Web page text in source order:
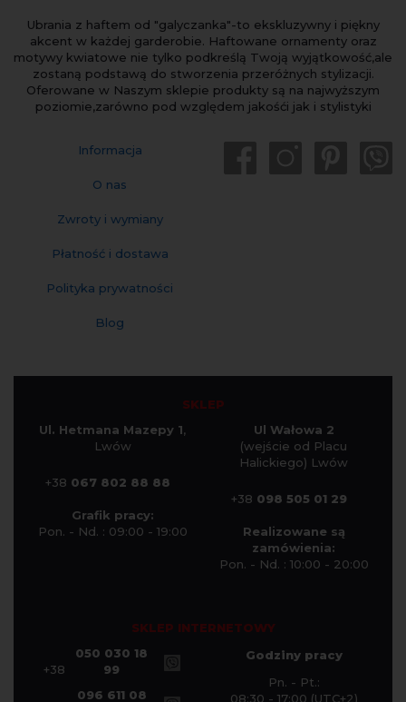
Ubrania z haftem od "galyczanka"-to ekskluzywny i piękny
akcent w każdej garderobie. Haftowane ornamenty oraz
motywy kwiatowe nie tylko podkreślą Twoją wyjątkowość,ale
zostaną podstawą do stworzenia przeróżnych stylizacji.
Oferowane w Naszym sklepie produkty są na najwyższym
poziomie,zarówno pod względem jakośći jak i stylistyki
Informacja
O nas
Zwroty i wymiany
Płatność i dostawa
Polityka prywatności
Blog
SKLEP
Ul. Hetmana Mazepy 1,
Lwów
+38 067 802 88 88
Grafik pracy:
Pon. - Nd. : 09:00 - 19:00
Ul Wałowa 2
(wejście od Placu
Halickiego) Lwów
+38 098 505 01 29
Realizowane są
zamówienia:
Pon. - Nd. : 10:00 - 20:00
SKLEP INTERNETOWY
+38
050 030 18
99
096 611 08
Godziny pracy
Pn. - Pt.:
08:30 - 17:00 (UTC+2)